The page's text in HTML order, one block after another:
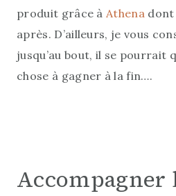
produit grâce à Athena dont
après. D’ailleurs, je vous
jusqu’au bout, il se pourrait
chose à gagner à la fin….
Accompagner